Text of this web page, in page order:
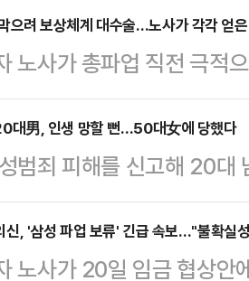
으려 보상체계 대수술…노사가 각각 얻
노사가 총파업 직전 극적
"삼성이 결국 상당 부분
적자 사업부 성과급 배분
없는 특별성과급 제도까
렸다는 분석이다.20일 공
도체)부문 특별경영성과
재원 규모는 사업성과의
대男, 인생 망할 뻔…50대女에 당했다
범죄 피해를 신고해 20
유예를 선고받았다.12일
는 무고 혐의로 기소된
고했다.A씨는 고의가 없었
신, '삼성 파업 보류' 긴급 속보…"불확실
노사가 20일 임금 협상안